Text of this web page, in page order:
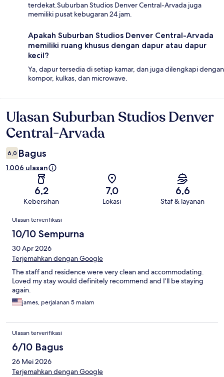
terdekat.Suburban Studios Denver Central-Arvada juga
memiliki pusat kebugaran 24 jam.
Apakah Suburban Studios Denver Central-Arvada
memiliki ruang khusus dengan dapur atau dapur
kecil?
Ya, dapur tersedia di setiap kamar, dan juga dilengkapi dengan
kompor, kulkas, dan microwave.
Ulasan
Ulasan Suburban Studios Denver
Central-Arvada
6,0 Bagus
1.006 ulasan
6,2
Kebersihan
7,0
Lokasi
6,6
Staf & layanan
Ulasan
Ulasan terverifikasi
10/10 Sempurna
30 Apr 2026
Terjemahkan dengan Google
The staff and residence were very clean and accommodating.
Loved my stay would definitely recommend and I’ll be staying
again.
james, perjalanan 5 malam
Ulasan terverifikasi
6/10 Bagus
26 Mei 2026
Terjemahkan dengan Google